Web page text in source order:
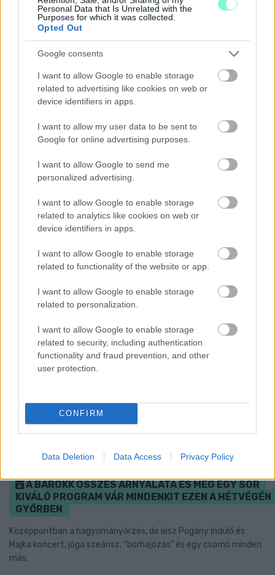
Personal Data that Is Unrelated with the
Purposes for which it was collected.
Opted Out
Google consents
I want to allow Google to enable storage
related to advertising like cookies on web or
device identifiers in apps.
I want to allow my user data to be sent to
Google for online advertising purposes.
I want to allow Google to send me
personalized advertising.
I want to allow Google to enable storage
related to analytics like cookies on web or
device identifiers in apps.
I want to allow Google to enable storage
related to functionality of the website or app.
I want to allow Google to enable storage
related to personalization.
I want to allow Google to enable storage
related to security, including authentication
functionality and fraud prevention, and other
user protection.
CONFIRM
Data Deletion Data Access Privacy Policy
ÖRÖMHÍR: TÍZ ÉVE NEM VOLT ILYEN ALACSONY AZ
Júliusban mindössze 1,2 százalékkal emelkedtek éves
összevetésben a fogyasztói árak, miközben az élelmiszerek ára
Szólj hozzá!
A BAROKK ÖSSZES ÁRNYALATA ÉS MÉG EGY SOR
KIVÁLÓ PROGRAM VÁR MINDENKIT EZEN A HÉTVÉGÉN
GYŐRBEN
Középpontban a hagyományőrzés, de lesz Pogány Induló és
Majka koncert, jóga szeánsz, “borhajózás” és egy csomó minden
más.